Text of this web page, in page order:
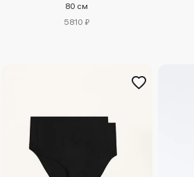
80 см
5810 ₽